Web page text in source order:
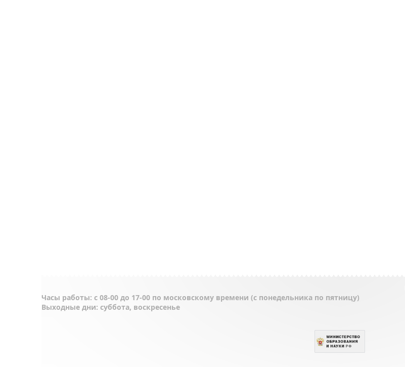
Часы работы: с 08-00 до 17-00 по московскому времени (с понедельника по пятницу)
Выходные дни: суббота, воскресенье